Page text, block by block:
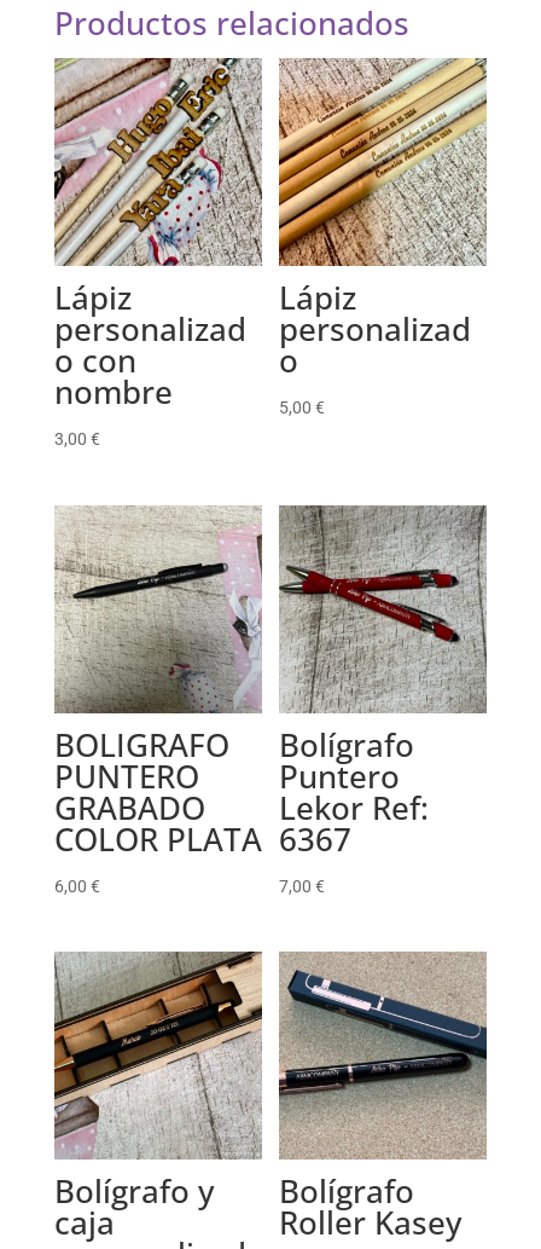
Productos relacionados
Lápiz
personalizad
o con
nombre
3,00 €
Lápiz
personalizad
o
5,00€
BOLIGRAFO
PUNTERO
GRABADO
COLOR PLATA
6,00 €
Bolígrafo
Puntero
Lekor Ref:
6367
7,00€
Bolígrafo y
caja
Bolígrafo
Roller Kasey